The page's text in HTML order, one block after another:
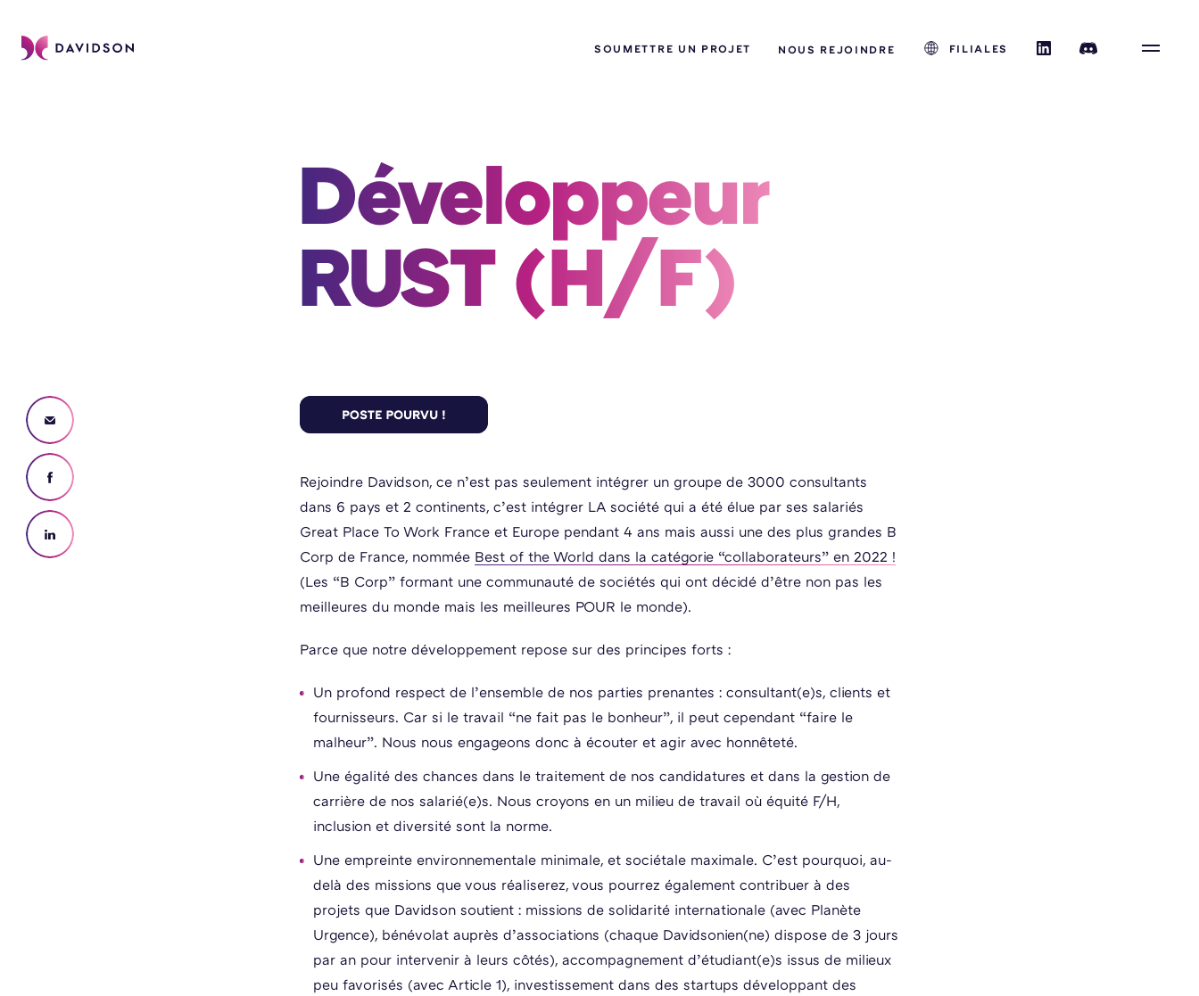
SOUMETTRE UN PROJET NOUS REJOINDRE FILIALES
Développeur
RUST (H/F)
Rejoindre Davidson, ce n’est pas seulement intégrer un groupe de 3000 consultants
dans 6 pays et 2 continents, c’est intégrer LA société qui a été élue par ses salariés
Great Place To Work France et Europe pendant 4 ans mais aussi une des plus grandes B
Corp de France, nommée Best of the World dans la catégorie “collaborateurs” en 2022 !
(Les “B Corp” formant une communauté de sociétés qui ont décidé d’être non pas les
meilleures du monde mais les meilleures POUR le monde).
Parce que notre développement repose sur des principes forts :
Un profond respect de l’ensemble de nos parties prenantes : consultant(e)s, clients et
fournisseurs. Car si le travail “ne fait pas le bonheur”, il peut cependant “faire le
malheur”. Nous nous engageons donc à écouter et agir avec honnêteté.
Une égalité des chances dans le traitement de nos candidatures et dans la gestion de
carrière de nos salarié(e)s. Nous croyons en un milieu de travail où équité F/H,
inclusion et diversité sont la norme.
Une empreinte environnementale minimale, et sociétale maximale. C’est pourquoi, au-
delà des missions que vous réaliserez, vous pourrez également contribuer à des
projets que Davidson soutient : missions de solidarité internationale (avec Planète
Urgence), bénévolat auprès d’associations (chaque Davidsonien(ne) dispose de 3 jours
par an pour intervenir à leurs côtés), accompagnement d’étudiant(e)s issus de milieux
peu favorisés (avec Article 1), investissement dans des startups développant des